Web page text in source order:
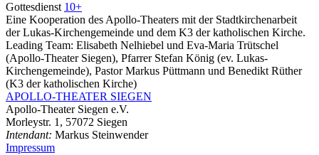
Gottesdienst 10+
Eine Kooperation des Apollo-Theaters mit der Stadtkirchenarbeit
der Lukas-Kirchengemeinde und dem K3 der katholischen Kirche.
Leading Team: Elisabeth Nelhiebel und Eva-Maria Trütschel
(Apollo-Theater Siegen), Pfarrer Stefan König (ev. Lukas-
Kirchengemeinde), Pastor Markus Püttmann und Benedikt Rüther
(K3 der katholischen Kirche)
APOLLO-THEATER SIEGEN
Apollo-Theater Siegen e.V.
Morleystr. 1, 57072 Siegen
Intendant: Markus Steinwender
Impressum